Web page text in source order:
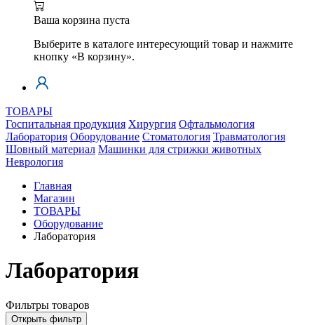
Ваша корзина пуста
Выберите в каталоге интересующий товар и нажмите
кнопку «В корзину».
ТОВАРЫ
Госпитальная продукция Хирургия Офтальмология
Лаборатория Оборудование Стоматология Травматология
Шовный материал Машинки для стрижки животных
Неврология
Главная
Магазин
ТОВАРЫ
Оборудование
Лаборатория
Лаборатория
Фильтры товаров
Открыть фильтр